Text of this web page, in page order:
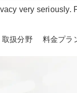
取扱分野 料金プラ
very